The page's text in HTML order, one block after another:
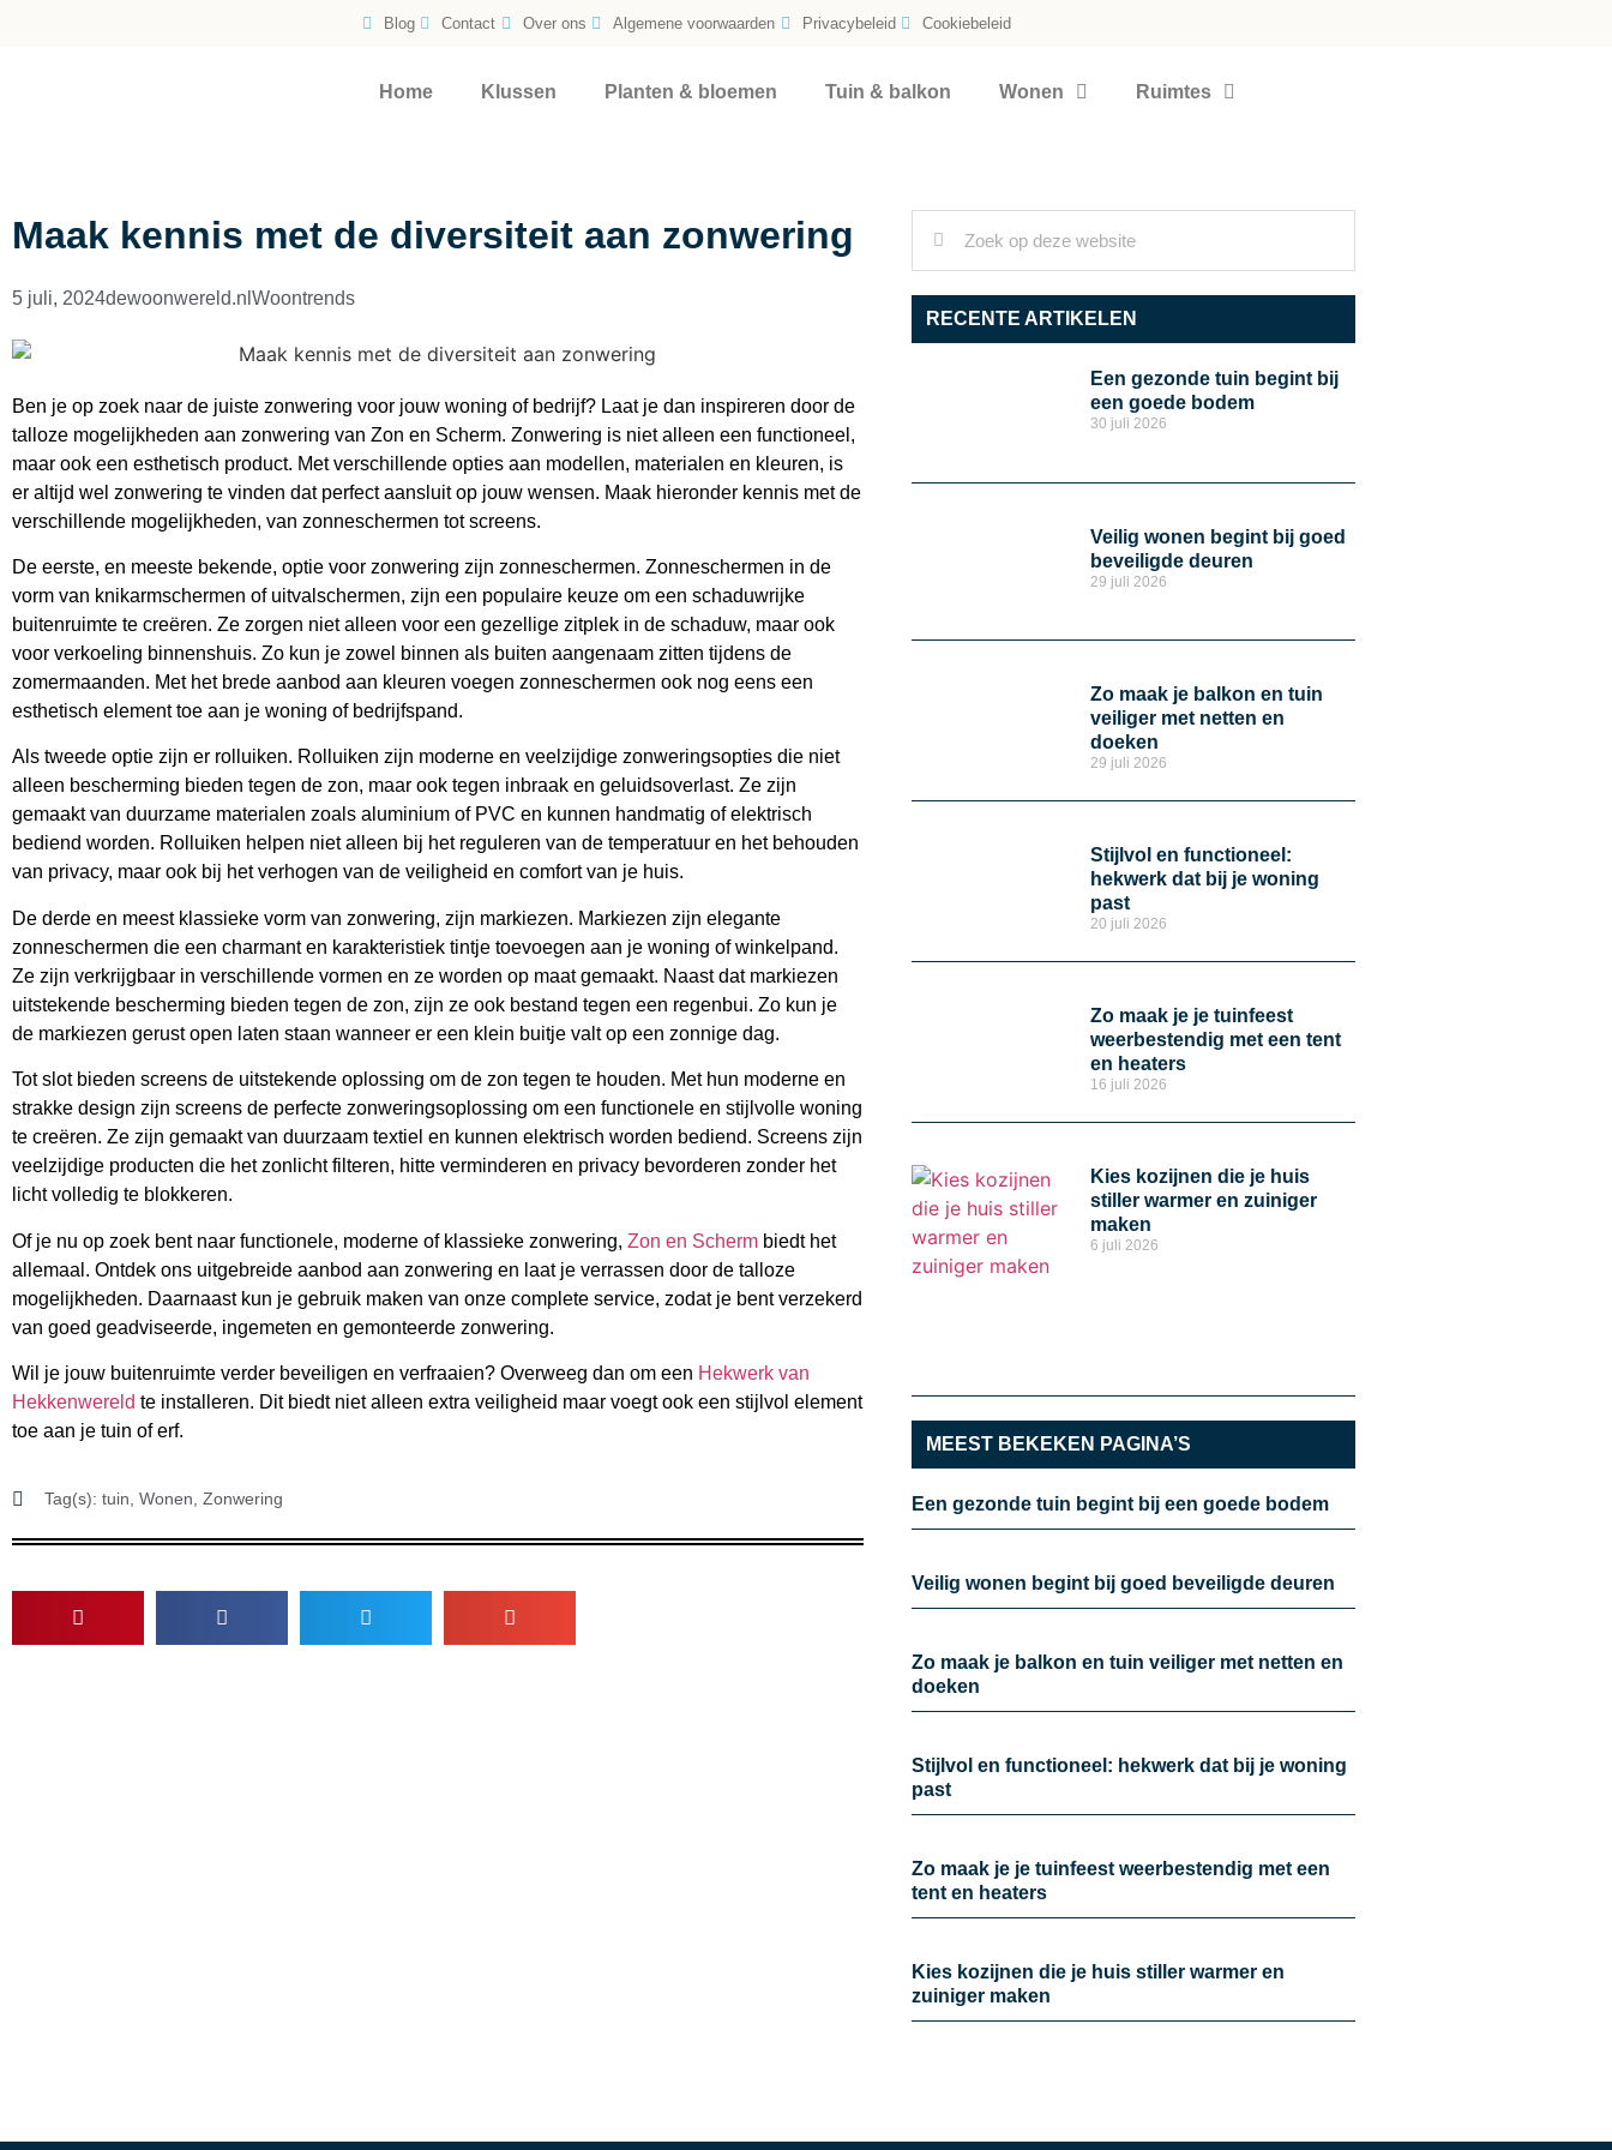
Blog Contact Over ons Algemene voorwaarden Privacybeleid Cookiebeleid
Home Klussen Planten & bloemen Tuin & balkon Wonen Ruimtes
Maak kennis met de diversiteit aan zonwering
5 juli, 2024dewoonwereld.nl Woontrends
Ben je op zoek naar de juiste zonwering voor jouw woning of bedrijf? Laat je dan inspireren door de
talloze mogelijkheden aan zonwering van Zon en Scherm. Zonwering is niet alleen een functioneel,
maar ook een esthetisch product. Met verschillende opties aan modellen, materialen en kleuren, is
er altijd wel zonwering te vinden dat perfect aansluit op jouw wensen. Maak hieronder kennis met de
verschillende mogelijkheden, van zonneschermen tot screens.
De eerste, en meeste bekende, optie voor zonwering zijn zonneschermen. Zonneschermen in de
vorm van knikarmschermen of uitvalschermen, zijn een populaire keuze om een schaduwrijke
buitenruimte te creëren. Ze zorgen niet alleen voor een gezellige zitplek in de schaduw, maar ook
voor verkoeling binnenshuis. Zo kun je zowel binnen als buiten aangenaam zitten tijdens de
zomermaanden. Met het brede aanbod aan kleuren voegen zonneschermen ook nog eens een
esthetisch element toe aan je woning of bedrijfspand.
Als tweede optie zijn er rolluiken. Rolluiken zijn moderne en veelzijdige zonweringsopties die niet
alleen bescherming bieden tegen de zon, maar ook tegen inbraak en geluidsoverlast. Ze zijn
gemaakt van duurzame materialen zoals aluminium of PVC en kunnen handmatig of elektrisch
bediend worden. Rolluiken helpen niet alleen bij het reguleren van de temperatuur en het behouden
van privacy, maar ook bij het verhogen van de veiligheid en comfort van je huis.
De derde en meest klassieke vorm van zonwering, zijn markiezen. Markiezen zijn elegante
zonneschermen die een charmant en karakteristiek tintje toevoegen aan je woning of winkelpand.
Ze zijn verkrijgbaar in verschillende vormen en ze worden op maat gemaakt. Naast dat markiezen
uitstekende bescherming bieden tegen de zon, zijn ze ook bestand tegen een regenbui. Zo kun je
de markiezen gerust open laten staan wanneer er een klein buitje valt op een zonnige dag.
Tot slot bieden screens de uitstekende oplossing om de zon tegen te houden. Met hun moderne en
strakke design zijn screens de perfecte zonweringsoplossing om een functionele en stijlvolle woning
te creëren. Ze zijn gemaakt van duurzaam textiel en kunnen elektrisch worden bediend. Screens zijn
veelzijdige producten die het zonlicht filteren, hitte verminderen en privacy bevorderen zonder het
licht volledig te blokkeren.
Of je nu op zoek bent naar functionele, moderne of klassieke zonwering, Zon en Scherm biedt het
allemaal. Ontdek ons uitgebreide aanbod aan zonwering en laat je verrassen door de talloze
mogelijkheden. Daarnaast kun je gebruik maken van onze complete service, zodat je bent verzekerd
van goed geadviseerde, ingemeten en gemonteerde zonwering.
Wil je jouw buitenruimte verder beveiligen en verfraaien? Overweeg dan om een Hekwerk van
Hekkenwereld te installeren. Dit biedt niet alleen extra veiligheid maar voegt ook een stijlvol element
toe aan je tuin of erf.
Tag(s): tuin, Wonen, Zonwering
RECENTE ARTIKELEN
Een gezonde tuin begint bij
een goede bodem
30 juli 2026
Veilig wonen begint bij goed
beveiligde deuren
29 juli 2026
Zo maak je balkon en tuin
veiliger met netten en
doeken
29 juli 2026
Stijlvol en functioneel:
hekwerk dat bij je woning
past
20 juli 2026
Zo maak je je tuinfeest
weerbestendig met een tent
en heaters
16 juli 2026
Kies kozijnen die je huis
stiller warmer en zuiniger
maken
6 juli 2026
MEEST BEKEKEN PAGINA’S
Een gezonde tuin begint bij een goede bodem
Veilig wonen begint bij goed beveiligde deuren
Zo maak je balkon en tuin veiliger met netten en
doeken
Stijlvol en functioneel: hekwerk dat bij je woning
past
Zo maak je je tuinfeest weerbestendig met een
tent en heaters
Kies kozijnen die je huis stiller warmer en
zuiniger maken